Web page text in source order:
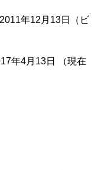
年12月13日（ビ
年4月13日 （現在